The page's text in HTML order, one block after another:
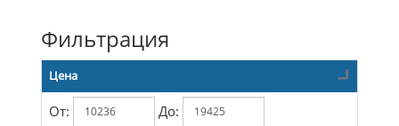
Фильтрация
Цена
От: До: